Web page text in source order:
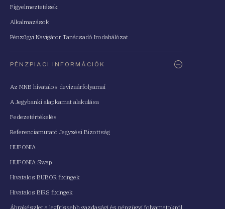
Figyelmeztetések
Alkalmazások
Pénzügyi Navigátor Tanácsadó Irodahálózat
PÉNZPIACI INFORMÁCIÓK
Az MNB hivatalos devizaárfolyamai
A Jegybanki alapkamat alakulása
Fedezetértékelés
Referenciamutató Jegyzési Bizottság
HUFONIA
HUFONIA Swap
Hivatalos BUBOR fixingek
Hivatalos BIRS fixingek
Ábrakészlet a legfrissebb gazdasági és pénzügyi folyamatokról